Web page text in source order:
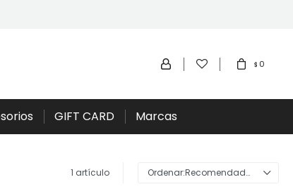
GIFT CARD Marcas
$ 0
1 artículo Recomendados